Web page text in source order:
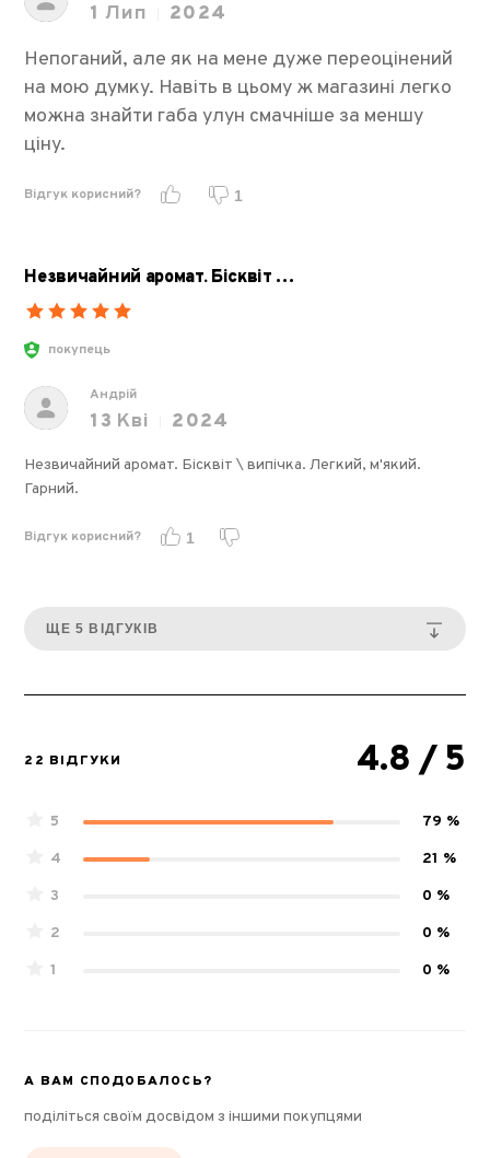
1 Лип
2024
Непоганий, але як на мене дуже переоцінений
на мою думку. Навіть в цьому ж магазині легко
можна знайти габа улун смачніше за меншу
ціну.
Відгук корисний? 1
Незвичайний аромат. Бісквіт …
покупець
Андрій
13 Кві 2024
Незвичайний аромат. Бісквіт \ випічка. Легкий, м'який.
Гарний.
Відгук корисний? 1
ЩЕ 5 ВІДГУКІВ
22 ВІДГУКИ 4.8 / 5
5
79 %
4
21 %
3
0 %
2
0 %
1
0 %
А ВАМ СПОДОБАЛОСЬ?
поділіться своїм досвідом з іншими покупцями